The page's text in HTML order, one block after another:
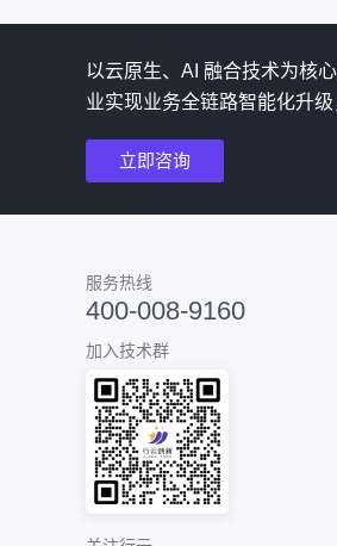
以云原生、AI 融合技术为核
业实现业务全链路智能化升
立即咨询
服务热线
400-008-9160
加入技术群